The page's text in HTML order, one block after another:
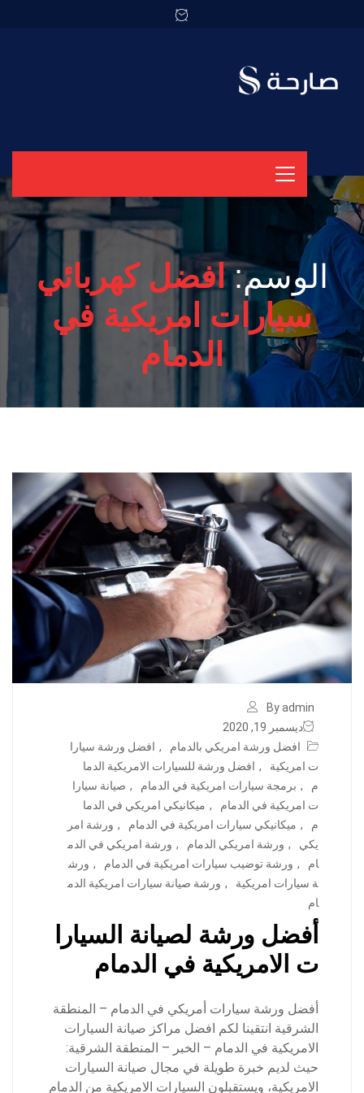
الوسم:افضل كهربائي
سيارات امريكية في
الدمام
By admin
ديسمبر 19, 2020
افضل ورشة امريكي بالدمام
, افضل ورشة سيارا
ت امريكية
, افضل ورشة للسيارات الامريكية الدما
م
, برمجة سيارات امريكية في الدمام , صيانة سيارا
ت امريكية في الدمام
, ميكانيكي امريكي في الدما
م
, ميكانيكي سيارات امريكية في الدمام , ورشة امر
يكي
, ورشة امريكي الدمام , ورشة امريكي في الدم
ام
, ورشة توضيب سيارات امريكية في الدمام , ورش
ة سيارات امريكية
, ورشة صيانة سيارات امريكية الدم
ام
أفضل ورشة لصيانة السيارا
ت الامريكية في الدمام
أفضل ورشة سيارات أمريكي في الدمام – المنطقة
الشرقية انتقينا لكم افضل مراكز صيانة السيارات
الامريكية في الدمام – الخبر – المنطقة الشرقية:
حيث لديم خبرة طويلة في مجال صيانة السيارات
الامريكية، ويستقبلون السيارات الامريكية من الدمام